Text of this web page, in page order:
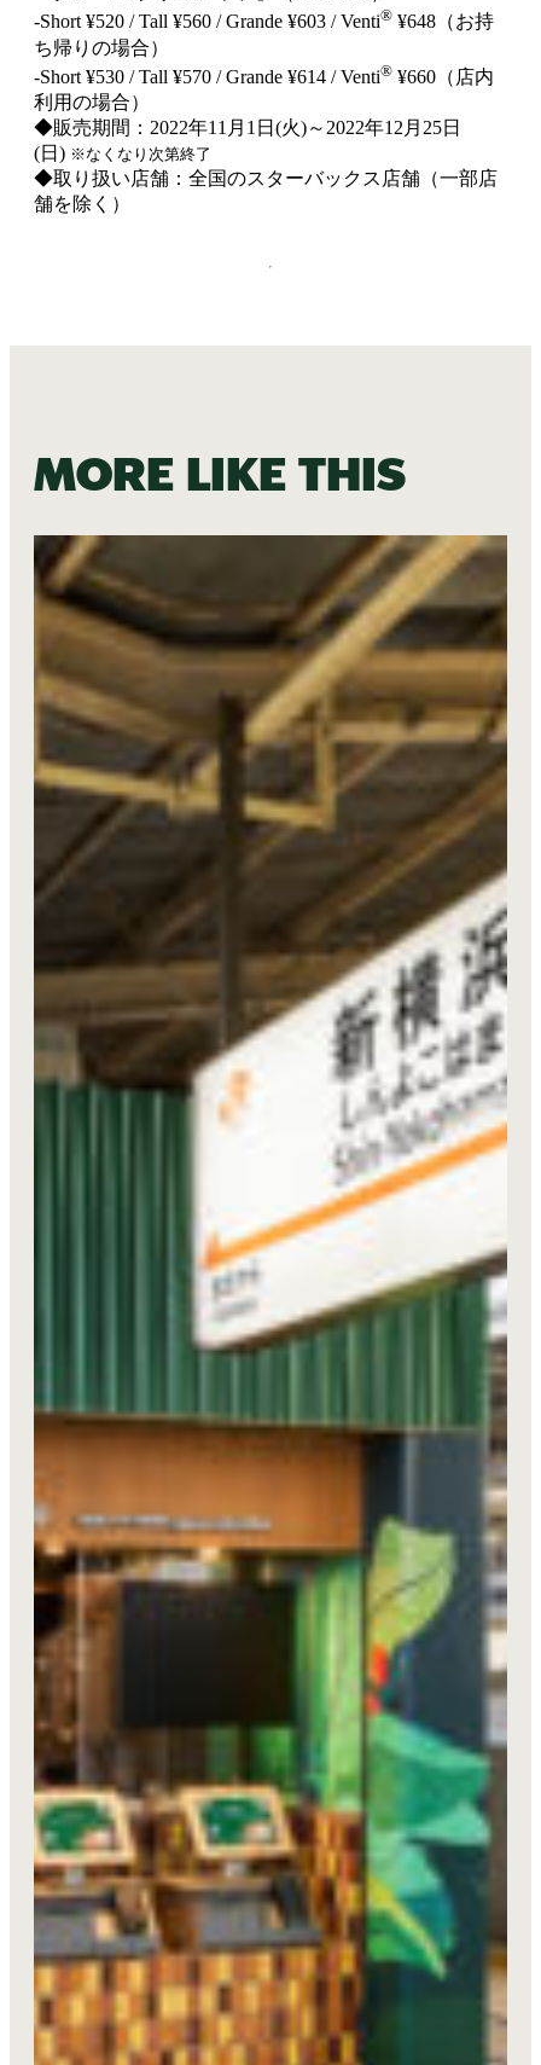
‐Short ¥520 / Tall ¥560 / Grande ¥603 / Venti® ¥648（お持
ち帰りの場合）
‐Short ¥530 / Tall ¥570 / Grande ¥614 / Venti® ¥660（店内
利用の場合）
◆販売期間：2022年11月1日(火)～2022年12月25日
(日) ※なくなり次第終了
◆取り扱い店舗：全国のスターバックス店舗（一部店
舗を除く）
More like this